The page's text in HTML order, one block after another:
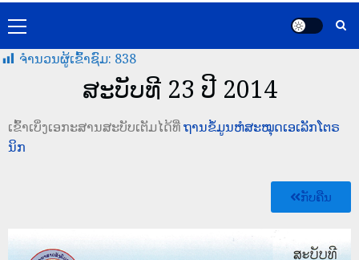
ຈໍານວນຜູ້ເຂົ້າຊົມ: 838
ສະບັບທີ 23 ປີ 2014
ເຂົ້າເບິ່ງເອກະສານສະບັບເຕັມໄດ້ທີ່ຖານຂໍ້ມູນຫໍສະໝຸດເອເລັກໂຕຣ
ນິກ
ກັບຄືນ